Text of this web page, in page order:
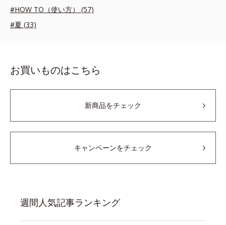
#HOW TO（使い方） (57)
#夏 (33)
お買いものはこちら
新商品をチェック
キャンペーンをチェック
週間人気記事ランキング